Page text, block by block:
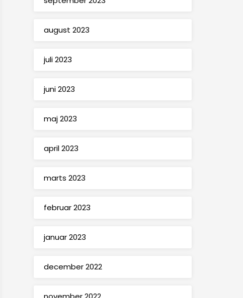
august 2023
juli 2023
juni 2023
maj 2023
april 2023
marts 2023
februar 2023
januar 2023
december 2022